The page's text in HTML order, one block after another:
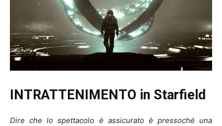
INTRATTENIMENTO in Starfield
Dire che lo spettacolo è assicurato è pressoché una